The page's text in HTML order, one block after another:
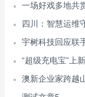
一场好戏多地共
四川：智慧运维
宇树科技回应联
“超级充电宝”上
澳新企业家跨越